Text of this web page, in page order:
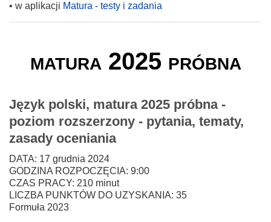
• w aplikacji Matura - testy i zadania
matura 2025 próbna
Język polski, matura 2025 próbna -
poziom rozszerzony - pytania, tematy,
zasady oceniania
DATA: 17 grudnia 2024
GODZINA ROZPOCZĘCIA: 9:00
CZAS PRACY: 210 minut
LICZBA PUNKTÓW DO UZYSKANIA: 35
Formuła 2023